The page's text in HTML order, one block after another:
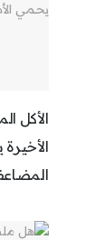
الأكل